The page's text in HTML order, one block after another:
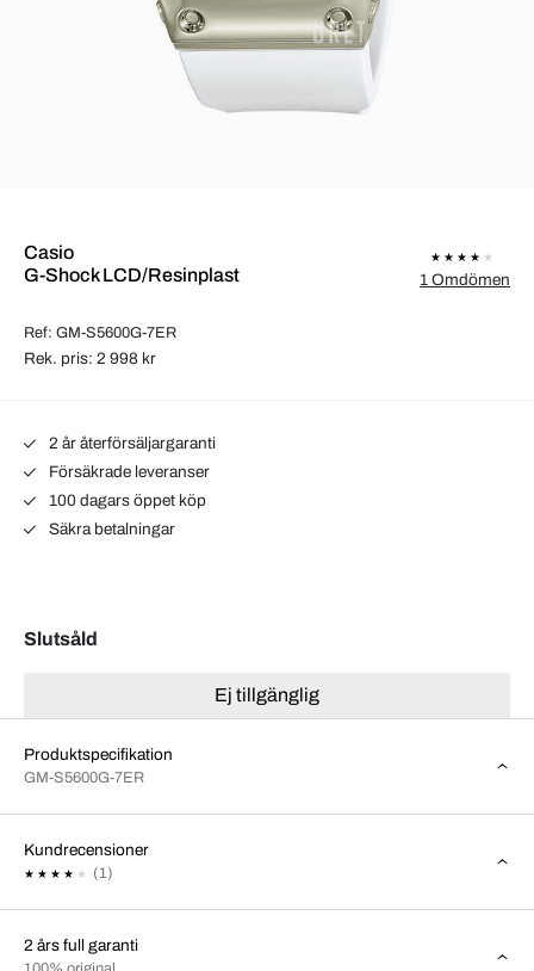
Casio
G-Shock LCD/Resinplast
Ref: GM-S5600G-7ER
1 Omdömen
Rek. pris: 2 998 kr
2 år återförsäljargaranti
Försäkrade leveranser
100 dagars öppet köp
Säkra betalningar
Slutsåld
Ej tillgänglig
Produktspecifikation
GM-S5600G-7ER
Kundrecensioner
(1)
2 års full garanti